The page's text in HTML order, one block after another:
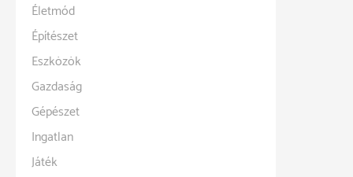
Életmód
Építészet
Eszközök
Gazdaság
Gépészet
Ingatlan
Játék